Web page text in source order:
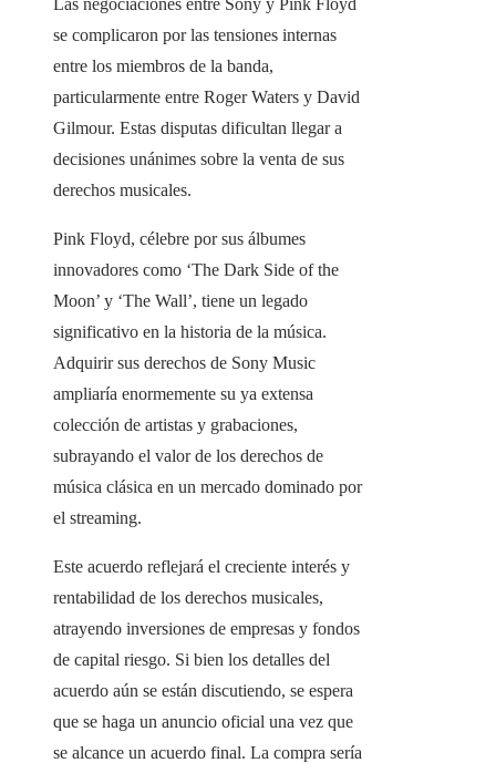
Las negociaciones entre Sony y Pink Floyd
se complicaron por las tensiones internas
entre los miembros de la banda,
particularmente entre Roger Waters y David
Gilmour. Estas disputas dificultan llegar a
decisiones unánimes sobre la venta de sus
derechos musicales.
Pink Floyd, célebre por sus álbumes
innovadores como ‘The Dark Side of the
Moon’ y ‘The Wall’, tiene un legado
significativo en la historia de la música.
Adquirir sus derechos de Sony Music
ampliaría enormemente su ya extensa
colección de artistas y grabaciones,
subrayando el valor de los derechos de
música clásica en un mercado dominado por
el streaming.
Este acuerdo reflejará el creciente interés y
rentabilidad de los derechos musicales,
atrayendo inversiones de empresas y fondos
de capital riesgo. Si bien los detalles del
acuerdo aún se están discutiendo, se espera
que se haga un anuncio oficial una vez que
se alcance un acuerdo final. La compra sería